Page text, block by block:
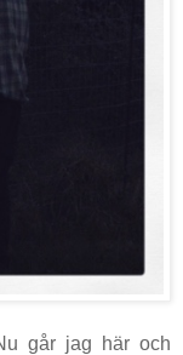
går jag här och